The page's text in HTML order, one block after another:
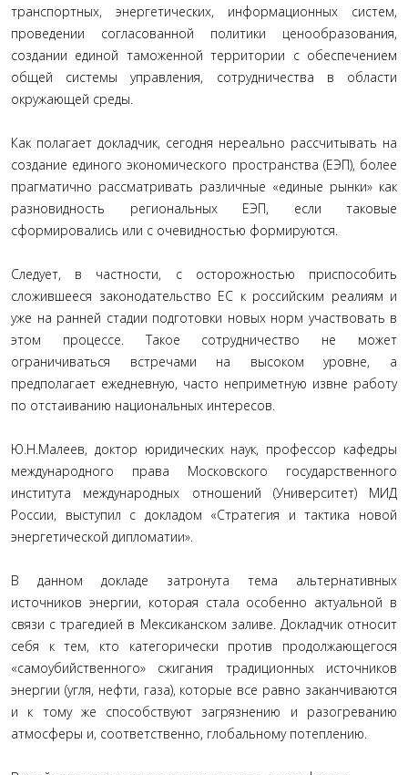
транспортных, энергетических, информационных систем,
проведении согласованной политики ценообразования,
создании единой таможенной территории с обеспечением
общей системы управления, сотрудничества в области
окружающей среды.
Как полагает докладчик, сегодня нереально рассчитывать на
создание единого экономического пространства (ЕЭП), более
прагматично рассматривать различные «единые рынки» как
разновидность региональных ЕЭП, если таковые
сформировались или с очевидностью формируются.
Следует, в частности, с осторожностью приспособить
сложившееся законодательство ЕС к российским реалиям и
уже на ранней стадии подготовки новых норм участвовать в
этом процессе. Такое сотрудничество не может
ограничиваться встречами на высоком уровне, а
предполагает ежедневную, часто неприметную извне работу
по отстаиванию национальных интересов.
Ю.Н.Малеев, доктор юридических наук, профессор кафедры
международного права Московского государственного
института международных отношений (Университет) МИД
России, выступил с докладом «Стратегия и тактика новой
энергетической дипломатии».
В данном докладе затронута тема альтернативных
источников энергии, которая стала особенно актуальной в
связи с трагедией в Мексиканском заливе. Докладчик относит
себя к тем, кто категорически против продолжающегося
«самоубийственного» сжигания традиционных источников
энергии (угля, нефти, газа), которые все равно заканчиваются
и к тому же способствуют загрязнению и разогреванию
атмосферы и, соответственно, глобальному потеплению.